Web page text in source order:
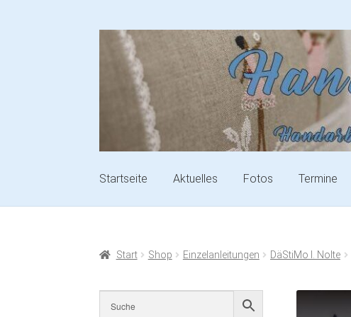
Startseite Aktuelles Fotos Termine
Start Shop Einzelanleitungen DäStiMo I. Nolte